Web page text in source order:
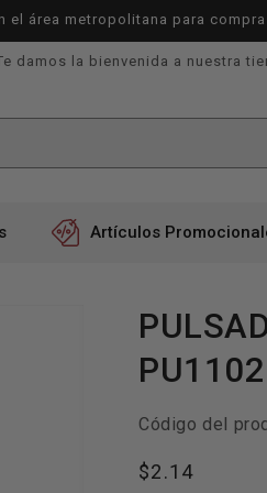
área metropolitana para
damos la bienvenida a nuestra
Artículos
PU1102
Código del
Precio
$2.14